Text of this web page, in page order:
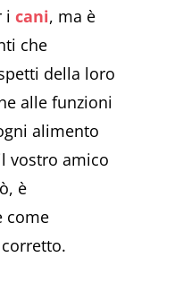
icani, ma è
che
della loro
alle funzioni
alimento
vostro amico
è
come